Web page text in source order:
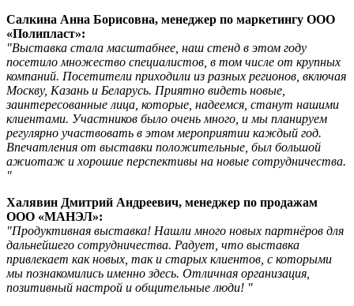
Салкина Анна Борисовна, менеджер по маркетингу ООО
«Полипласт»:
"Выставка стала масштабнее, наш стенд в этом году
посетило множество специалистов, в том числе от крупных
компаний. Посетители приходили из разных регионов, включая
Москву, Казань и Беларусь. Приятно видеть новые,
заинтересованные лица, которые, надеемся, станут нашими
клиентами. Участников было очень много, и мы планируем
регулярно участвовать в этом мероприятии каждый год.
Впечатления от выставки положительные, был большой
ажиотаж и хорошие перспективы на новые сотрудничества.
"
Халявин Дмитрий Андреевич, менеджер по продажам
ООО «МАНЭЛ»:
"Продуктивная выставка! Нашли много новых партнёров для
дальнейшего сотрудничества. Радует, что выставка
привлекает как новых, так и старых клиентов, с которыми
мы познакомились именно здесь. Отличная организация,
позитивный настрой и общительные люди! "